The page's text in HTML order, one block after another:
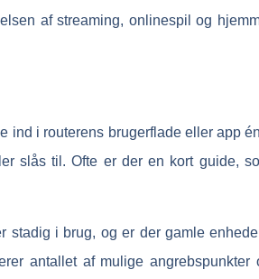
af streaming, onlinespil og
ind i routerens brugerflade eller app
slås til. Ofte er der en kort guide,
stadig i brug, og er der gamle
antallet af mulige angrebspunkter